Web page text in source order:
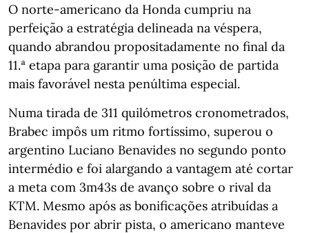
O norte-americano da Honda cumpriu na
perfeição a estratégia delineada na véspera,
quando abrandou propositadamente no final da
11.ª etapa para garantir uma posição de partida
mais favorável nesta penúltima especial.
Numa tirada de 311 quilómetros cronometrados,
Brabec impôs um ritmo fortíssimo, superou o
argentino Luciano Benavides no segundo ponto
intermédio e foi alargando a vantagem até cortar
a meta com 3m43s de avanço sobre o rival da
KTM. Mesmo após as bonificações atribuídas a
Benavides por abrir pista, o americano manteve